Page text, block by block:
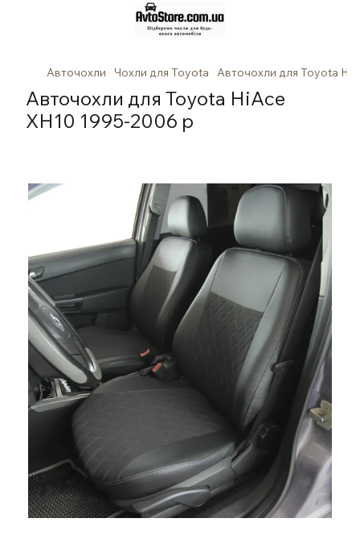
Авточохли Чохли для Toyota Авточохли для Toyota
Авточохли для Toyota HiAce
XH10 1995-2006 р